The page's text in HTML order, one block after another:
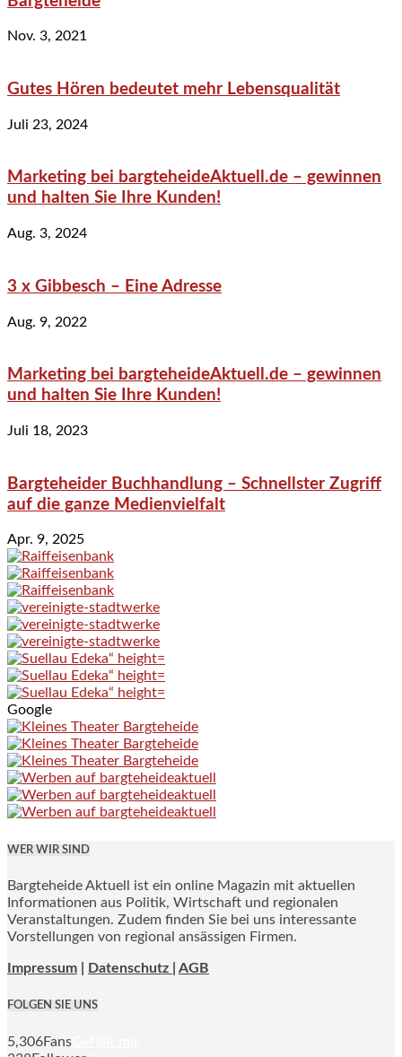
Nov. 3, 2021
Gutes Hören bedeutet mehr Lebensqualität
Juli 23, 2024
Marketing bei bargteheideAktuell.de – gewinnen
und halten Sie Ihre Kunden!
Aug. 3, 2024
3 x Gibbesch – Eine Adresse
Aug. 9, 2022
Marketing bei bargteheideAktuell.de – gewinnen
und halten Sie Ihre Kunden!
Juli 18, 2023
Bargteheider Buchhandlung – Schnellster Zugriff
auf die ganze Medienvielfalt
Apr. 9, 2025
Google
WER WIR SIND
Bargteheide Aktuell ist ein online Magazin mit aktuellen
Informationen aus Politik, Wirtschaft und regionalen
Veranstaltungen. Zudem finden Sie bei uns interessante
Vorstellungen von regional ansässigen Firmen.
Impressum Datenschutz | AGB
FOLGEN SIE UNS
5,306Fans